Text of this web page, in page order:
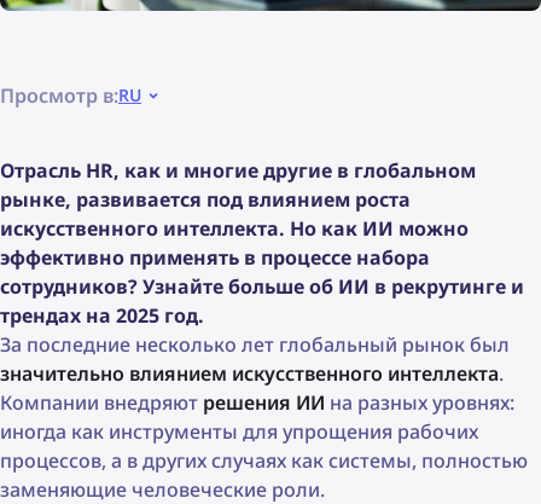
Просмотр в:RU
Отрасль HR, как и многие другие в глобальном
рынке, развивается под влиянием роста
искусственного интеллекта. Но как ИИ можно
эффективно применять в процессе набора
сотрудников? Узнайте больше об ИИ в рекрутинге и
трендах на 2025 год.
За последние несколько лет глобальный рынок был
значительно влиянием искусственного интеллекта.
Компании внедряют решения ИИ на разных уровнях:
иногда как инструменты для упрощения рабочих
процессов, а в других случаях как системы, полностью
заменяющие человеческие роли.